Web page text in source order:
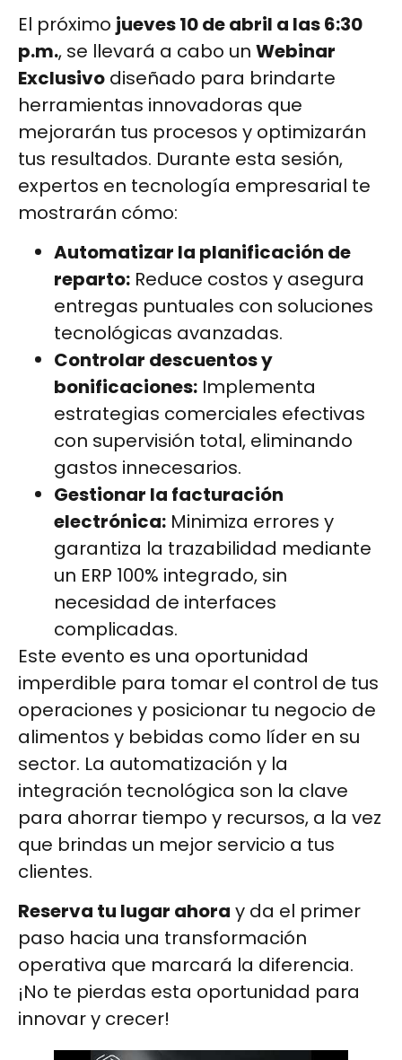
El próximo jueves 10 de abril a las 6:30
p.m., se llevará a cabo un Webinar
Exclusivo diseñado para brindarte
herramientas innovadoras que
mejorarán tus procesos y optimizarán
tus resultados. Durante esta sesión,
expertos en tecnología empresarial te
mostrarán cómo:
Automatizar la planificación de
reparto: Reduce costos y asegura
entregas puntuales con soluciones
tecnológicas avanzadas.
Controlar descuentos y
bonificaciones: Implementa
estrategias comerciales efectivas
con supervisión total, eliminando
gastos innecesarios.
Gestionar la facturación
electrónica: Minimiza errores y
garantiza la trazabilidad mediante
un ERP 100% integrado, sin
necesidad de interfaces
complicadas.
Este evento es una oportunidad
imperdible para tomar el control de tus
operaciones y posicionar tu negocio de
alimentos y bebidas como líder en su
sector. La automatización y la
integración tecnológica son la clave
para ahorrar tiempo y recursos, a la vez
que brindas un mejor servicio a tus
clientes.
Reserva tu lugar ahora y da el primer
paso hacia una transformación
operativa que marcará la diferencia.
¡No te pierdas esta oportunidad para
innovar y crecer!